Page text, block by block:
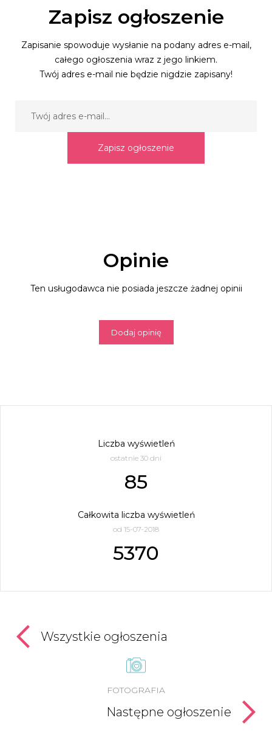
Zapisz ogłoszenie
Zapisanie spowoduje wysłanie na podany adres e-mail,
całego ogłoszenia wraz z jego linkiem.
Twój adres e-mail nie będzie nigdzie zapisany!
Zapisz ogłoszenie
Opinie
Ten usługodawca nie posiada jeszcze żadnej opinii
Dodaj opinię
Liczba wyświetleń
ostatnie 30 dni
85
Całkowita liczba wyświetleń
od 15-07-2018
5370
Wszystkie ogłoszenia
FOTOGRAFIA
Następne ogłoszenie